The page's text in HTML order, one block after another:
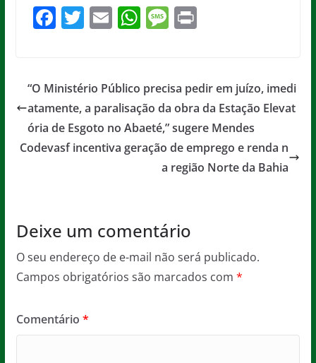
F
e
b
o
o
T
er
E
l
W
s
A
p
p
M
a
g
e
Pr
“O Ministério Público precisa pedir em juízo, imedi
atamente, a paralisação da obra da Estação Elevat
ória de Esgoto no Abaeté,” sugere Mendes
Codevasf incentiva geração de emprego e renda n
a região Norte da Bahia
Deixe um comentário
O seu endereço de e-mail não será publicado.
Campos obrigatórios são marcados com *
Comentário *